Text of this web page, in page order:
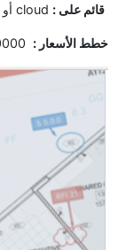
قائم على :cloud أو فى أماكن العمل
خطط الأسعار : 10000 دولار